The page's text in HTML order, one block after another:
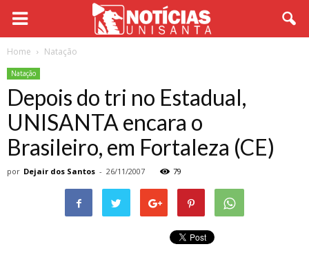
Home Natação
Natação
Depois do tri no Estadual,
UNISANTA encara o
Brasileiro, em Fortaleza (CE)
por Dejair dos Santos - 26/11/2007 79